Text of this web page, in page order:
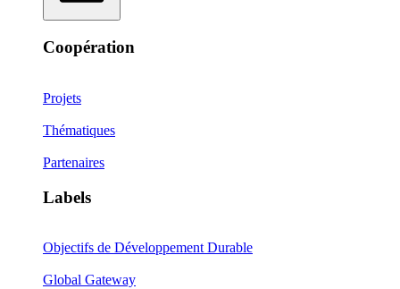
Coopération
Projets
Thématiques
Partenaires
Labels
Objectifs de Développement Durable
Global Gateway